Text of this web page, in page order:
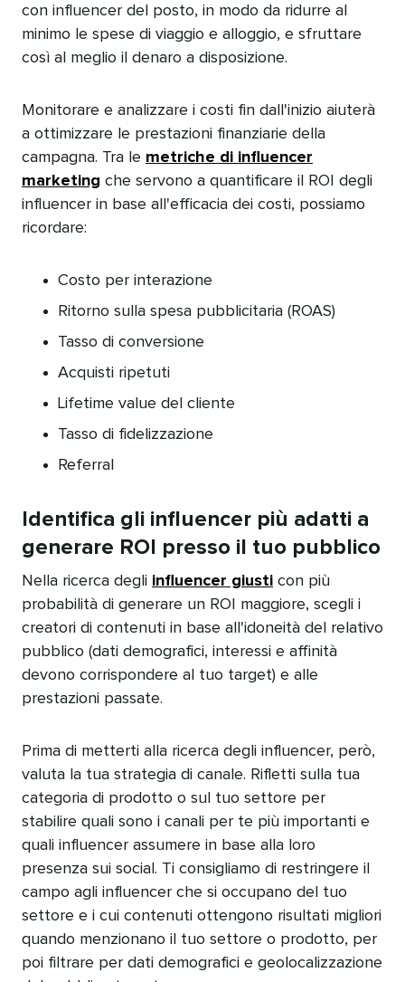
con influencer del posto, in modo da ridurre al
minimo le spese di viaggio e alloggio, e sfruttare
così al meglio il denaro a disposizione.​​
Monitorare e analizzare i costi fin dall'inizio aiuterà
a ottimizzare le prestazioni finanziarie della
campagna. Tra le metriche di influencer
marketing che servono a quantificare il ROI degli
influencer in base all'efficacia dei costi, possiamo
ricordare:​​
Costo per interazione​​
Ritorno sulla spesa pubblicitaria (ROAS)​​
Tasso di conversione​​
Acquisti ripetuti​​
Lifetime value del cliente​​
Tasso di fidelizzazione​​
Referral​​
Identifica gli influencer più adatti a
generare ROI presso il tuo pubblico​​
Nella ricerca degli influencer giusticon più
probabilità di generare un ROI maggiore, scegli i
creatori di contenuti in base all'idoneità del relativo
pubblico (dati demografici, interessi e affinità
devono corrispondere al tuo target) e alle
prestazioni passate.​​
Prima di metterti alla ricerca degli influencer, però,
valuta la tua strategia di canale. Rifletti sulla tua
categoria di prodotto o sul tuo settore per
stabilire quali sono i canali per te più importanti e
quali influencer assumere in base alla loro
presenza sui social. Ti consigliamo di restringere il
campo agli influencer che si occupano del tuo
settore e i cui contenuti ottengono risultati migliori
quando menzionano il tuo settore o prodotto, per
poi filtrare per dati demografici e geolocalizzazione